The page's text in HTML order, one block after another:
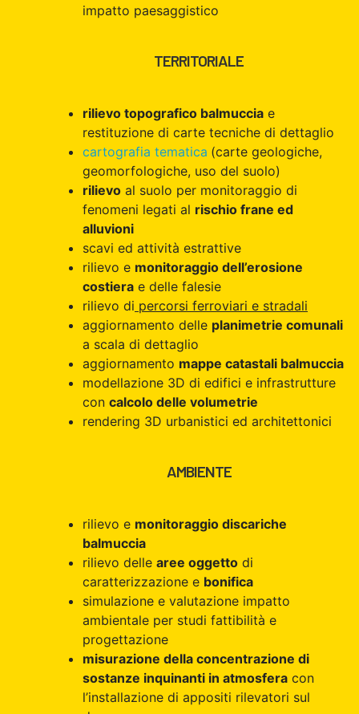
impatto paesaggistico
TERRITORIALE
rilievo topografico balmuccia e
restituzione di carte tecniche di dettaglio
cartografia tematica (carte geologiche,
geomorfologiche, uso del suolo)
rilievo al suolo per monitoraggio di
fenomeni legati al rischio frane ed
alluvioni
scavi ed attività estrattive
rilievo e monitoraggio dell’erosione
costiera e delle falesie
rilievo di percorsi ferroviari e stradali
aggiornamento delle planimetrie comunali
a scala di dettaglio
aggiornamento mappe catastali balmuccia
modellazione 3D di edifici e infrastrutture
con calcolo delle volumetrie
rendering 3D urbanistici ed architettonici
AMBIENTE
rilievo e monitoraggio discariche
balmuccia
rilievo delle aree oggetto di
caratterizzazione e bonifica
simulazione e valutazione impatto
ambientale per studi fattibilità e
progettazione
misurazione della concentrazione di
sostanze inquinanti in atmosfera con
l’installazione di appositi rilevatori sul